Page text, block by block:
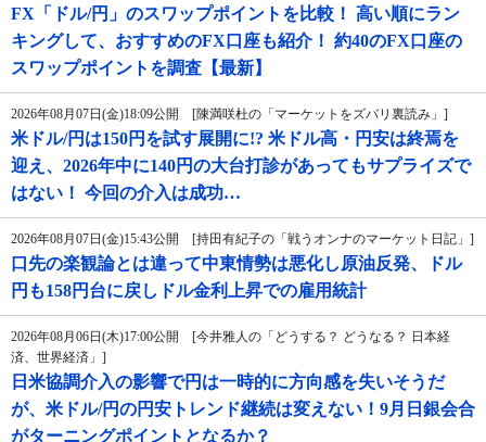
FX「ドル/円」のスワップポイントを比較！ 高い順にラン
キングして、おすすめのFX口座も紹介！ 約40のFX口座の
スワップポイントを調査【最新】
2026年08月07日(金)18:09公開 [陳満咲杜の「マーケットをズバリ裏読み」]
米ドル/円は150円を試す展開に!? 米ドル高・円安は終焉を
迎え、2026年中に140円の大台打診があってもサプライズで
はない！ 今回の介入は成功…
2026年08月07日(金)15:43公開 [持田有紀子の「戦うオンナのマーケット日記」]
口先の楽観論とは違って中東情勢は悪化し原油反発、ドル
円も158円台に戻しドル金利上昇での雇用統計
2026年08月06日(木)17:00公開 [今井雅人の「どうする？ どうなる？ 日本経
済、世界経済」]
日米協調介入の影響で円は一時的に方向感を失いそうだ
が、米ドル/円の円安トレンド継続は変えない！9月日銀会合
がターニングポイントとなるか？